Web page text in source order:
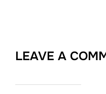
LEAVE A